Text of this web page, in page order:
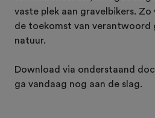
vaste plek aan gravelbikers.
de toekomst van verantwoord
natuur.
Download via onderstaand
ga vandaag nog aan de slag.